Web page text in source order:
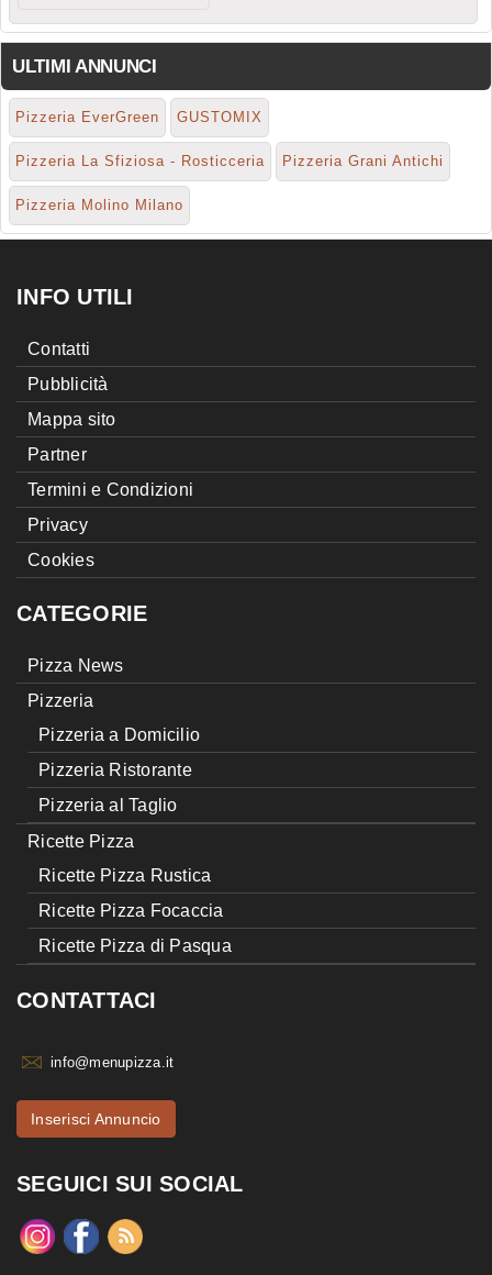
ULTIMI ANNUNCI
Pizzeria EverGreen GUSTOMIX
Pizzeria La Sfiziosa - Rosticceria Pizzeria Grani Antichi
Pizzeria Molino Milano
INFO UTILI
Contatti
Pubblicità
Mappa sito
Partner
Termini e Condizioni
Privacy
Cookies
CATEGORIE
Pizza News
Pizzeria
Pizzeria a Domicilio
Pizzeria Ristorante
Pizzeria al Taglio
Ricette Pizza
Ricette Pizza Rustica
Ricette Pizza Focaccia
Ricette Pizza di Pasqua
CONTATTACI
info@menupizza.it
Inserisci Annuncio
SEGUICI SUI SOCIAL